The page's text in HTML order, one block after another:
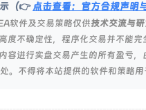
（👉点击查看：官方合规声明
软件及交易策略仅供技术交流与
度不确定性，程序化交易并不能
容进行实盘交易产生的所有盈亏
。不得将本站提供的软件和策略用